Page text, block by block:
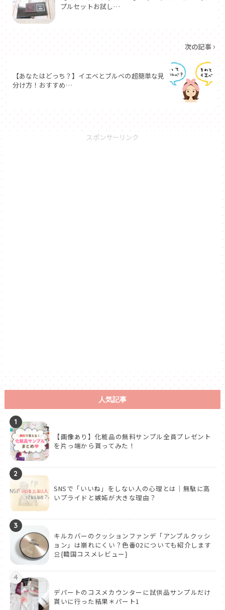
プルセットお試し…
次の記事
【あなたはどっち？】イエベとブルベの超簡単な見
分け方！おすすめ…
スポンサーリンク
人気記事
1
【画像あり】化粧品の無料サンプル全員プレゼント
を片っ端から貰ってみた！
2
SNSで「いいね」をしない人の心理とは｜無駄に高
いプライドと嫉妬が大きな理由？
3
キルカバーのクッションファンデ「アンプルクッシ
ョン」は崩れにくい？色番02についても紹介します
요{韓国コスメレビュー}
4
デパートのコスメカウンターに試供品サンプルだけ
貰いに行った結果＊パート1